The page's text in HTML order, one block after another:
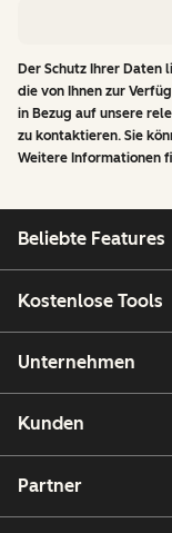
Der Schutz Ihrer Daten
die von Ihnen zur
in Bezug auf unsere
zu kontaktieren. Sie
Weitere Informationen
Beliebte Features
Kostenlose Tools
Unternehmen
Kunden
Partner